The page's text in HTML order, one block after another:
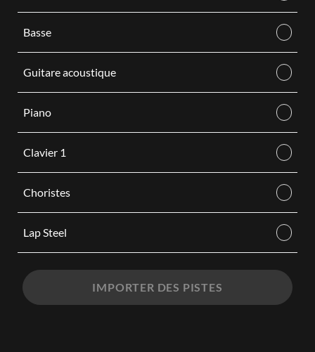
Basse
Guitare acoustique
Piano
Clavier 1
Choristes
Lap Steel
IMPORTER DES PISTES